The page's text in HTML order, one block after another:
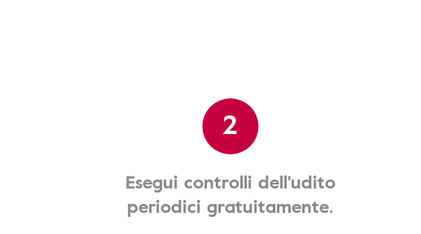
2
Esegui controlli dell'udito
periodici gratuitamente.